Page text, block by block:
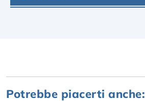
Potrebbe piacerti anche: